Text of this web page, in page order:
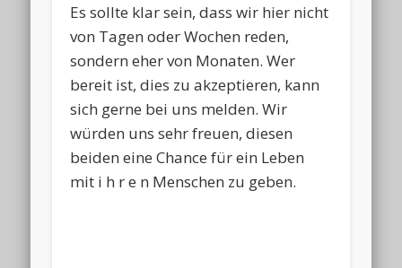
Es sollte klar sein, dass wir hier nicht
von Tagen oder Wochen reden,
sondern eher von Monaten. Wer
bereit ist, dies zu akzeptieren, kann
sich gerne bei uns melden. Wir
würden uns sehr freuen, diesen
beiden eine Chance für ein Leben
mit i h r e n Menschen zu geben.